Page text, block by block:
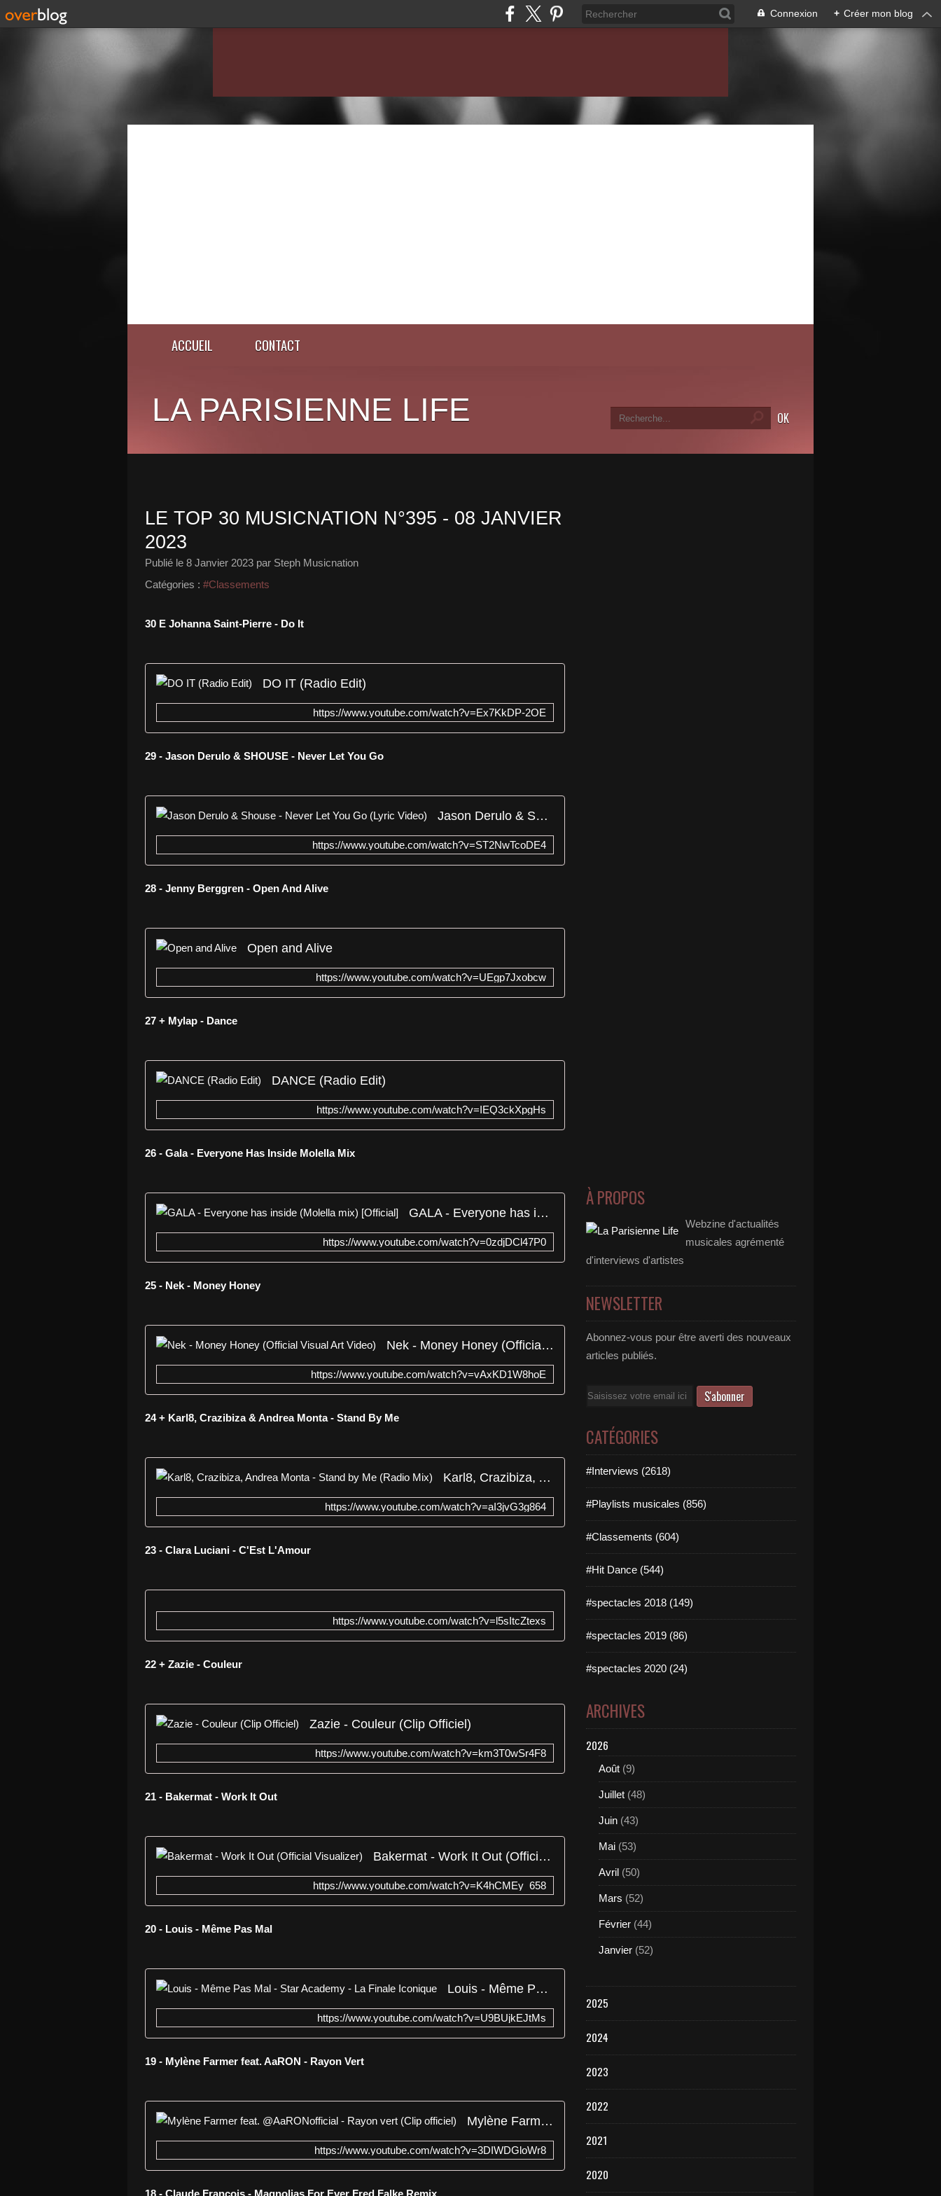
Connexion + Créer mon blog
ACCUEIL CONTACT
LA PARISIENNE LIFE
LE TOP 30 MUSICNATION N°395 - 08 JANVIER
2023
Publié le 8 Janvier 2023 par Steph Musicnation
Catégories : #Classements
30 E Johanna Saint-Pierre - Do It
DO IT (Radio Edit)
https://www.youtube.com/watch?v=Ex7KkDP-2OE
29 - Jason Derulo & SHOUSE - Never Let You Go
Jason Derulo & Shouse - Never Let You Go (Lyric Video)
https://www.youtube.com/watch?v=ST2NwTcoDE4
28 - Jenny Berggren - Open And Alive
Open and Alive
https://www.youtube.com/watch?v=UEgp7Jxobcw
27 + Mylap - Dance
DANCE (Radio Edit)
https://www.youtube.com/watch?v=IEQ3ckXpgHs
26 - Gala - Everyone Has Inside Molella Mix
GALA - Everyone has inside (Molella mix) [Official]
https://www.youtube.com/watch?v=0zdjDCl47P0
25 - Nek - Money Honey
Nek - Money Honey (Official Visual Art Video)
https://www.youtube.com/watch?v=vAxKD1W8hoE
24 + Karl8, Crazibiza & Andrea Monta - Stand By Me
Karl8, Crazibiza, Andrea Monta - Stand by Me (Radio Mix)
https://www.youtube.com/watch?v=aI3jvG3g864
23 - Clara Luciani - C'Est L'Amour
https://www.youtube.com/watch?v=l5sItcZtexs
22 + Zazie - Couleur
Zazie - Couleur (Clip Officiel)
https://www.youtube.com/watch?v=km3T0wSr4F8
21 - Bakermat - Work It Out
Bakermat - Work It Out (Official Visualizer)
https://www.youtube.com/watch?v=K4hCMEy_658
20 - Louis - Même Pas Mal
Louis - Même Pas Mal - Star Academy - La Finale Iconique
https://www.youtube.com/watch?v=U9BUjkEJtMs
19 - Mylène Farmer feat. AaRON - Rayon Vert
Mylène Farmer feat. @AaRONofficial - Rayon vert (Clip officiel)
https://www.youtube.com/watch?v=3DIWDGloWr8
18 - Claude François - Magnolias For Ever Fred Falke Remix
À PROPOS
Webzine d'actualités
musicales agrémenté
d'interviews d'artistes
NEWSLETTER
Abonnez-vous pour être averti des nouveaux
articles publiés.
Email
CATÉGORIES
#Interviews (2618)
#Playlists musicales (856)
#Classements (604)
#Hit Dance (544)
#spectacles 2018 (149)
#spectacles 2019 (86)
#spectacles 2020 (24)
ARCHIVES
2026
Août (9)
Juillet (48)
Juin (43)
Mai (53)
Avril (50)
Mars (52)
Février (44)
Janvier (52)
2025
2024
2023
2022
2021
2020